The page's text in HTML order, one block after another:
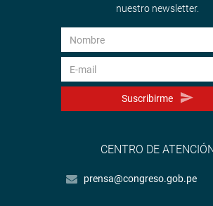
nuestro newsletter.
Suscribirme
CENTRO DE
prensa@congreso.gob.pe